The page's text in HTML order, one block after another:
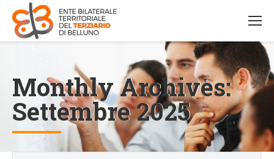
Monthly Archives:
Settembre 2025